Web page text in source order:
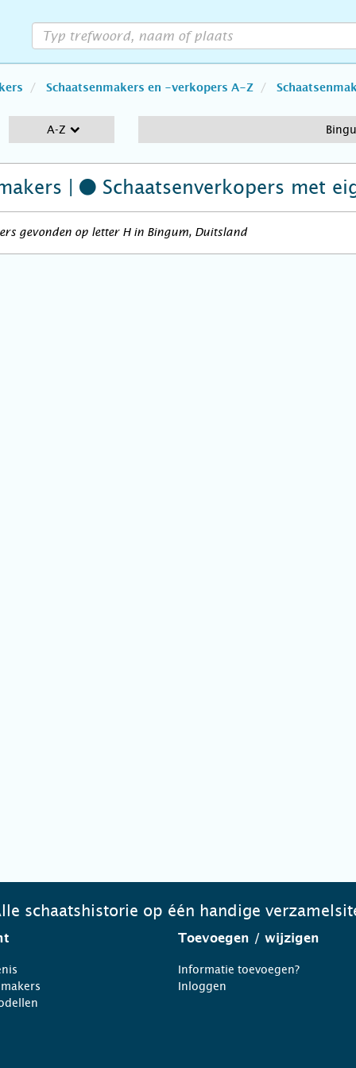
Schaatsenmakers en -verkopers A-Z
A-Z
| Schaatsenverkopers met
gevonden op letter H in Bingum, Duitsland
schaatshistorie op één handige
Toevoegen / wijzigen
Informatie toevoegen?
Inloggen